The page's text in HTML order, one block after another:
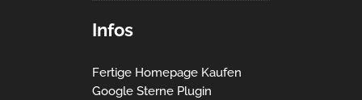
Infos
Fertige Homepage Kaufen
Google Sterne Plugin